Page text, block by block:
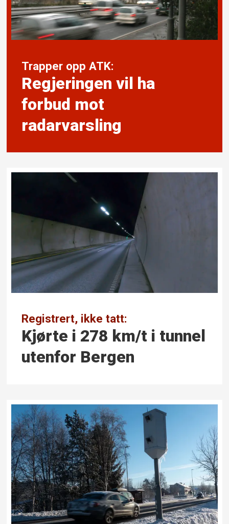
Trapper opp ATK:
Regjeringen vil ha
forbud mot
radarvarsling
Registrert, ikke tatt:
Kjørte i 278 km/t i tunnel
utenfor Bergen